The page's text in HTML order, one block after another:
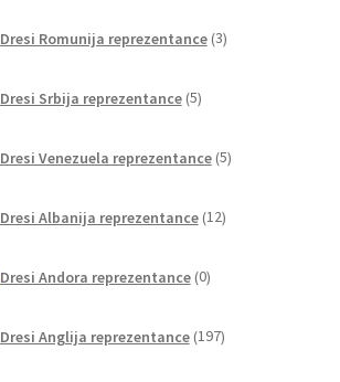
Dresi Romunija reprezentance 3izdelki
Dresi Srbija reprezentance 5izdelkov
Dresi Venezuela reprezentance 5izdelkov
Dresi Albanija reprezentance 12izdelkov
Dresi Andora reprezentance 0izdelkov
Dresi Anglija reprezentance 197izdelkov